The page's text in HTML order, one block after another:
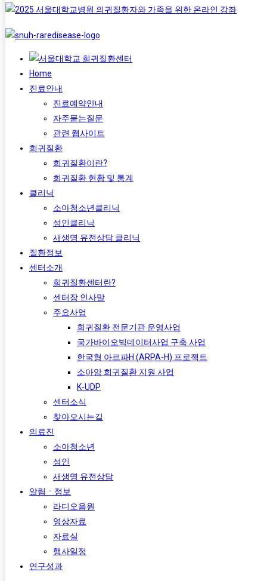
Home
진료안내
진료예약안내
자주묻는질문
관련 웹사이트
희귀질환
희귀질환이란?
희귀질환 현황 및 통계
클리닉
소아청소년클리닉
성인클리닉
새생명 유전상담 클리닉
질환정보
센터소개
희귀질환센터란?
센터장 인사말
주요사업
희귀질환 전문기관 운영사업
국가바이오빅데이터사업 구축 사업
한국형 아르파H (ARPA-H) 프로젝트​
소아암 희귀질환 지원 사업
K-UDP
센터소식
찾아오시는길
의료진
소아청소년
성인
새생명 유전상담
알림ㆍ정보
라디오음원
영상자료
자료실
행사일정
연구성과